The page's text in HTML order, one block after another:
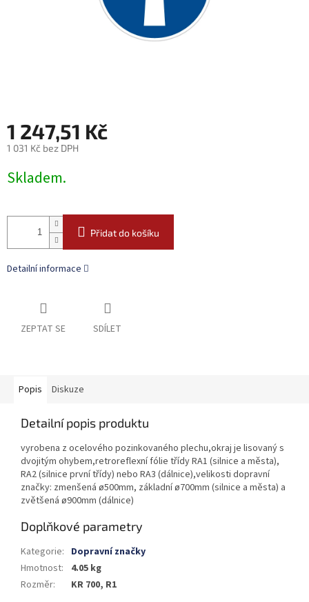
1 247,51 Kč
1 031 Kč bez DPH
cena:
Skladem.
Přidat do košíku
Detailní informace
ZEPTAT SE SDÍLET
Popis Diskuze
Detailní popis produktu
vyrobena z ocelového pozinkovaného plechu,okraj je lisovaný s
dvojitým ohybem,retroreflexní fólie třídy RA1 (silnice a města),
RA2 (silnice první třídy) nebo RA3 (dálnice),velikosti dopravní
značky: zmenšená ø500mm, základní ø700mm (silnice a města) a
zvětšená ø900mm (dálnice)
Doplňkové parametry
Kategorie: Dopravní značky
Hmotnost:
4.05 kg
Rozměr: KR 700, R1